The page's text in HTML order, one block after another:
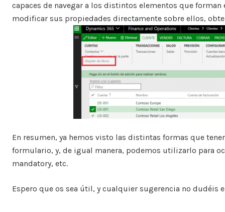
capaces de navegar a los distintos elementos que
modificar sus propiedades directamente sobre ellos,
En resumen, ya hemos visto las distintas formas que
formulario, y, de igual manera, podemos utilizarlo para
mandatory, etc.
Espero que os sea útil, y cualquier sugerencia no dudéis